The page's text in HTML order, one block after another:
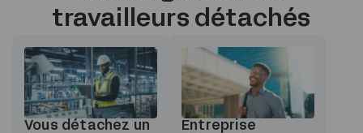
travailleurs détachés
Vous détachez un
Entreprise